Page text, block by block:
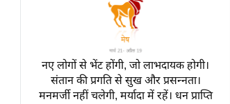
व्रत
त्योहार
नए लोगों से भेंट होंगी, जो लाभदायक होगी।
संतान की प्रगति से सुख और प्रसन्नता।
मनमर्जी नहीं चलेगी, मर्यादा में रहें। धन प्राप्ति